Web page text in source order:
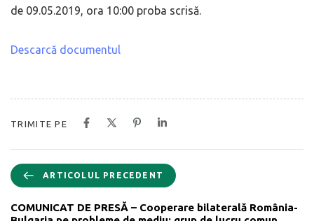
de 09.05.2019, ora 10:00 proba scrisă.
Descarcă documentul
TRIMITE PE
ARTICOLUL PRECEDENT
COMUNICAT DE PRESĂ – Cooperare bilaterală România-